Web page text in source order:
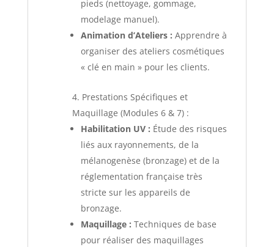
pieds (nettoyage, gommage,
modelage manuel).
Animation d’Ateliers : Apprendre à
organiser des ateliers cosmétiques
« clé en main » pour les clients.
4. Prestations Spécifiques et
Maquillage (Modules 6 & 7) :
Habilitation UV : Étude des risques
liés aux rayonnements, de la
mélanogenèse (bronzage) et de la
réglementation française très
stricte sur les appareils de
bronzage.
Maquillage : Techniques de base
pour réaliser des maquillages